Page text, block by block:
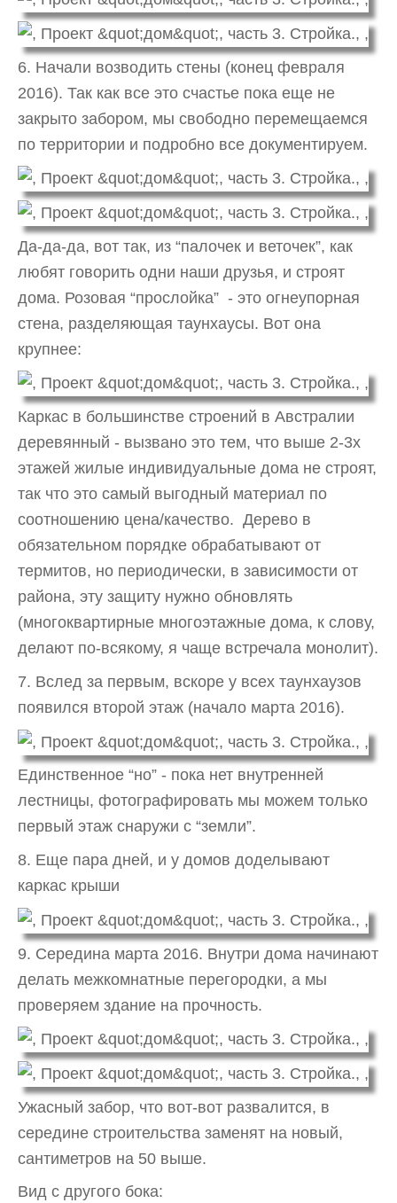
6. Начали возводить стены (конец февраля
2016). Так как все это счастье пока еще не
закрыто забором, мы свободно перемещаемся
по территории и подробно все документируем.
Да-да-да, вот так, из “палочек и веточек”, как
любят говорить одни наши друзья, и строят
дома. Розовая “прослойка” - это огнеупорная
стена, разделяющая таунхаусы. Вот она
крупнее:
Каркас в большинстве строений в Австралии
деревянный - вызвано это тем, что выше 2-3х
этажей жилые индивидуальные дома не строят,
так что это самый выгодный материал по
соотношению цена/качество. Дерево в
обязательном порядке обрабатывают от
термитов, но периодически, в зависимости от
района, эту защиту нужно обновлять
(многоквартирные многоэтажные дома, к слову,
делают по-всякому, я чаще встречала монолит).
7. Вслед за первым, вскоре у всех таунхаузов
появился второй этаж (начало марта 2016).
Единственное “но” - пока нет внутренней
лестницы, фотографировать мы можем только
первый этаж снаружи с “земли”.
8. Еще пара дней, и у домов доделывают
каркас крыши
9. Середина марта 2016. Внутри дома начинают
делать межкомнатные перегородки, а мы
проверяем здание на прочность.
Ужасный забор, что вот-вот развалится, в
середине строительства заменят на новый,
сантиметров на 50 выше.
Вид с другого бока: